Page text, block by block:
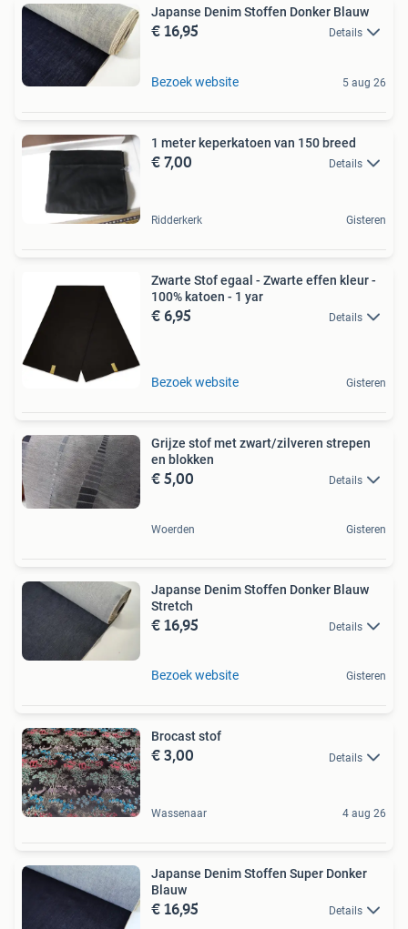
Japanse Denim Stoffen Donker Blauw
€ 16,95 Details
Bezoek website 5 aug 26
1 meter keperkatoen van 150 breed
€ 7,00 Details
Ridderkerk Gisteren
Zwarte Stof egaal - Zwarte effen kleur -
100% katoen - 1 yar
€ 6,95 Details
Bezoek website Gisteren
Grijze stof met zwart/zilveren strepen
en blokken
€ 5,00 Details
Woerden Gisteren
Japanse Denim Stoffen Donker Blauw
Stretch
€ 16,95 Details
Bezoek website Gisteren
Brocast stof
€ 3,00 Details
Wassenaar 4 aug 26
Japanse Denim Stoffen Super Donker
Blauw
€ 16,95 Details